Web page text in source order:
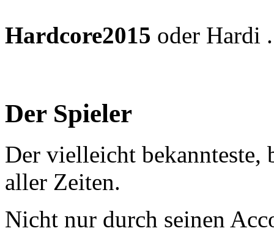
Hardcore2015 oder Hardi
Der Spieler
Der vielleicht bekannteste,
aller Zeiten.
Nicht nur durch seinen